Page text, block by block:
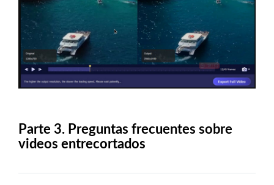
Parte 3. Preguntas frecuentes sobre
videos entrecortados